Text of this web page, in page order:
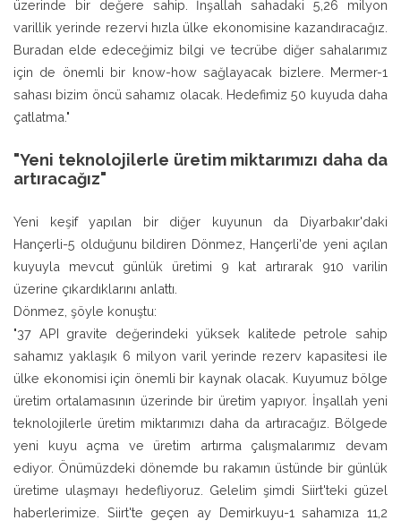
üzerinde bir değere sahip. İnşallah sahadaki 5,26 milyon
varillik yerinde rezervi hızla ülke ekonomisine kazandıracağız.
Buradan elde edeceğimiz bilgi ve tecrübe diğer sahalarımız
için de önemli bir know-how sağlayacak bizlere. Mermer-1
sahası bizim öncü sahamız olacak. Hedefimiz 50 kuyuda daha
çatlatma."
"Yeni teknolojilerle üretim miktarımızı daha da
artıracağız"
Yeni keşif yapılan bir diğer kuyunun da Diyarbakır'daki
Hançerli-5 olduğunu bildiren Dönmez, Hançerli'de yeni açılan
kuyuyla mevcut günlük üretimi 9 kat artırarak 910 varilin
üzerine çıkardıklarını anlattı.
Dönmez, şöyle konuştu:
"37 API gravite değerindeki yüksek kalitede petrole sahip
sahamız yaklaşık 6 milyon varil yerinde rezerv kapasitesi ile
ülke ekonomisi için önemli bir kaynak olacak. Kuyumuz bölge
üretim ortalamasının üzerinde bir üretim yapıyor. İnşallah yeni
teknolojilerle üretim miktarımızı daha da artıracağız. Bölgede
yeni kuyu açma ve üretim artırma çalışmalarımız devam
ediyor. Önümüzdeki dönemde bu rakamın üstünde bir günlük
üretime ulaşmayı hedefliyoruz. Gelelim şimdi Siirt'teki güzel
haberlerimize. Siirt'te geçen ay Demirkuyu-1 sahamıza 11,2